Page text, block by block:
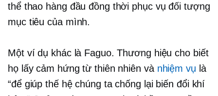
thể thao hàng đầu đồng thời phục vụ đối tượng
mục tiêu của mình.
Một ví dụ khác là Faguo. Thương hiệu cho biết
họ lấy cảm hứng từ thiên nhiên và nhiệm vụ là
“để giúp thế hệ chúng ta chống lại biến đổi khí